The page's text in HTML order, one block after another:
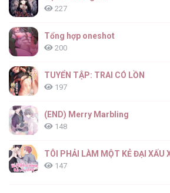
227
Tổng hợp oneshot
200
TUYỂN TẬP: TRAI CÓ LỒN
197
(END) Merry Marbling
148
TÔI PHẢI LÀM MỘT KẺ ĐẠI XẤU
147